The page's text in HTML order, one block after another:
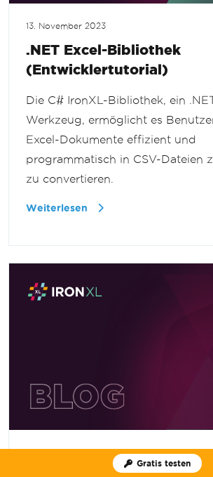
13. November 2023
.NET Excel-Bibliothek
(Entwicklertutorial)
Die C# IronXL-Bibliothek, ein
Werkzeug, ermöglicht es
Excel-Dokumente effizient und
programmatisch in CSV-Dateien
zu convertieren.
Weiterlesen
Gratis testen